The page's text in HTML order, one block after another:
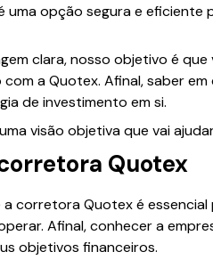
uma opção segura e eficiente
clara, nosso objetivo é
a Quotex. Afinal, saber
de investimento em si.
visão objetiva que vai
Quotex
a corretora Quotex é
Afinal, conhecer a
objetivos financeiros.